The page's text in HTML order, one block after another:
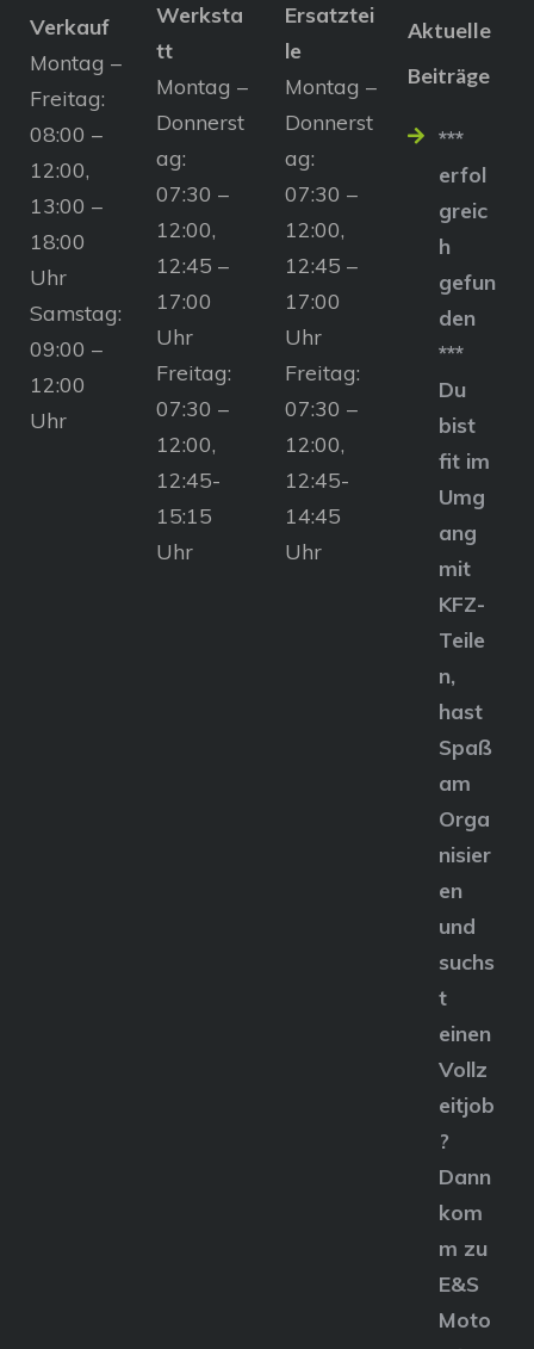
Verkauf
Montag –
Freitag:
08:00 –
12:00,
13:00 –
18:00
Uhr
Samstag:
09:00 –
12:00
Uhr
Werksta
tt
Montag –
Donnerst
ag:
07:30 –
12:00,
12:45 –
17:00
Uhr
Freitag:
07:30 –
12:00,
12:45-
15:15
Uhr
Ersatztei
le
Montag –
Donnerst
ag:
07:30 –
12:00,
12:45 –
17:00
Uhr
Freitag:
07:30 –
12:00,
12:45-
14:45
Uhr
Aktuelle
Beiträge
***
erfol
greic
h
gefun
den
***
Du
bist
fit im
Umg
ang
mit
KFZ-
Teile
n,
hast
Spaß
am
Orga
nisier
en
und
suchs
t
einen
Vollz
eitjob
?
Dann
kom
m zu
E&S
Moto